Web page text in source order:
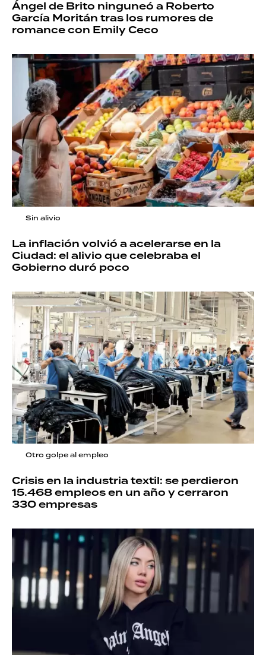
Ángel de Brito ninguneó a Roberto
García Moritán tras los rumores de
romance con Emily Ceco
Sin alivio
La inflación volvió a acelerarse en la
Ciudad: el alivio que celebraba el
Gobierno duró poco
Otro golpe al empleo
Crisis en la industria textil: se perdieron
15.468 empleos en un año y cerraron
330 empresas